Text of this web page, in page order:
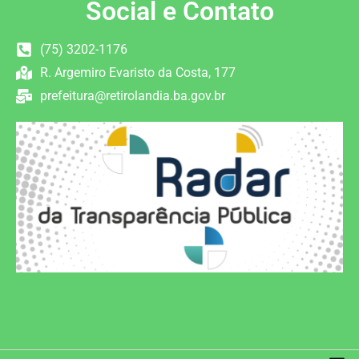
Social e Contato
(75) 3202-1176
R. Argemiro Evaristo da Costa, 177
prefeitura@retirolandia.ba.gov.br